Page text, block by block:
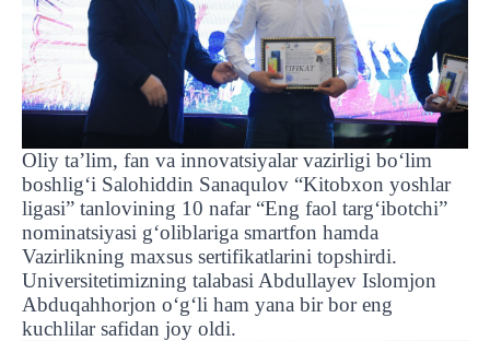
Oliy ta’lim, fan va innovatsiyalar vazirligi bo‘lim
boshlig‘i Salohiddin Sanaqulov “Kitobxon yoshlar
ligasi” tanlovining 10 nafar “Eng faol targ‘ibotchi”
nominatsiyasi g‘oliblariga smartfon hamda
Vazirlikning maxsus sertifikatlarini topshirdi.
Universitetimizning talabasi Abdullayev Islomjon
Abduqahhorjon oʻgʻli ham yana bir bor eng
kuchlilar safidan joy oldi.